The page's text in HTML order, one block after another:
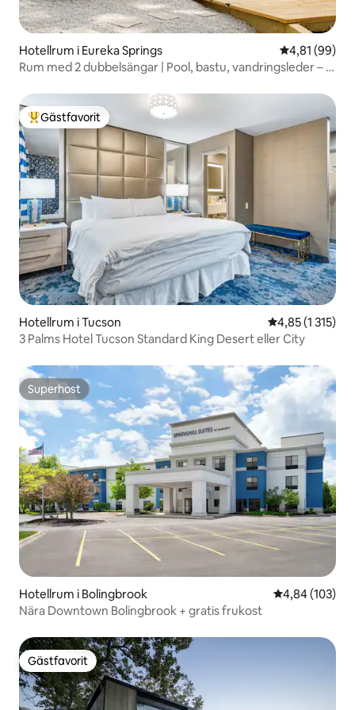
Hotellrum i Eureka Springs 4,81 av 5 i
4,81 (99)
Rum med 2 dubbelsängar | Pool, bastu, vandringsleder – 5
Populär gästfavorit
Gästfavorit
Hotellrum i Tucson 4,85 av 5 i
4,85 (1 315)
3 Palms Hotel Tucson Standard King Desert eller City
Superhost
Superhost
Hotellrum i Bolingbrook 4,84 av 5 i
4,84 (103)
Nära Downtown Bolingbrook + gratis frukost
Gästfavorit
Gästfavorit